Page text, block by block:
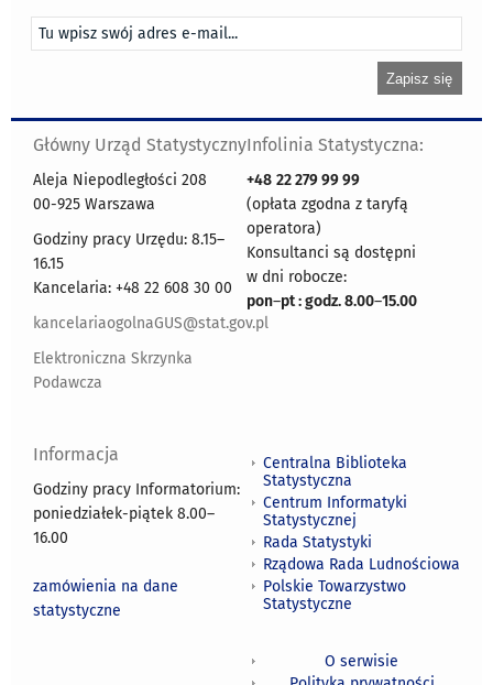
Główny Urząd Statystyczny
Aleja Niepodległości 208
00-925 Warszawa
Godziny pracy Urzędu: 8.15–
16.15
Kancelaria: +48 22 608 30 00
kancelariaogolnaGUS@stat.gov.pl
Elektroniczna Skrzynka
Podawcza
Infolinia Statystyczna:
+48 22 279 99 99
(opłata zgodna z taryfą
operatora)
Konsultanci są dostępni
w dni robocze:
pon–pt : godz. 8.00–15.00
Informacja
Godziny pracy Informatorium:
poniedziałek-piątek 8.00–
16.00
zamówienia na dane
statystyczne
Centralna Biblioteka
Statystyczna
Centrum Informatyki
Statystycznej
Rada Statystyki
Rządowa Rada Ludnościowa
Polskie Towarzystwo
Statystyczne
O serwisie